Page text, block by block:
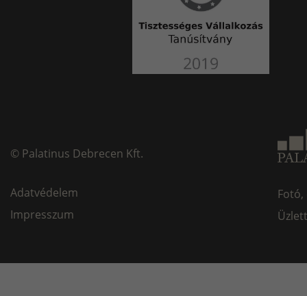
© Palatinus Debrecen Kft.
Adatvédelem
Impresszum
Fotó,